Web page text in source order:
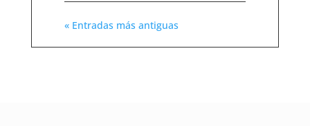
« Entradas más antiguas